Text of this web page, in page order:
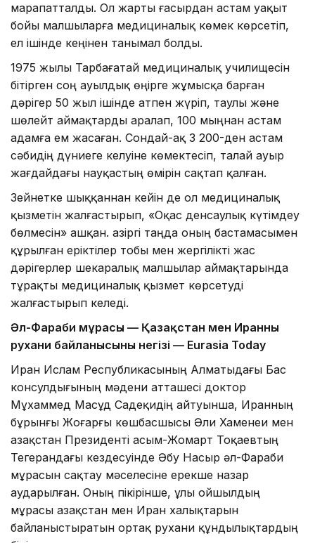
марапатталды. Ол жарты ғасырдан астам уақыт
бойы малшыларға медициналық көмек көрсетіп,
ел ішінде кеңінен танымал болды.
1975 жылы Тарбағатай медициналық училищесін
бітірген соң ауылдық өңірге жұмысқа барған
дәрігер 50 жыл ішінде атпен жүріп, таулы және
шөлейт аймақтарды аралап, 100 мыңнан астам
адамға ем жасаған. Сондай-ақ 3 200-ден астам
сәбидің дүниеге келуіне көмектесіп, талай ауыр
жағдайдағы науқастың өмірін сақтап қалған.
Зейнетке шыққаннан кейін де ол медициналық
қызметін жалғастырып, «Оқас денсаулық күтімдеу
бөлмесін» ашқан. Қазіргі таңда оның бастамасымен
құрылған еріктілер тобы мен жергілікті жас
дәрігерлер шекаралық малшылар аймақтарында
тұрақты медициналық қызмет көрсетуді
жалғастырып келеді.
Әл-Фараби мұрасы — Қазақстан мен Иранның
рухани байланысының негізі — Eurasia Today
Иран Ислам Республикасының Алматыдағы Бас
консулдығының мәдени атташесі доктор
Мұхаммед Масұд Садеқидің айтуынша, Иранның
бұрынғы Жоғарғы көшбасшысы Әли Хаменеи мен
Қазақстан Президенті Қасым-Жомарт Тоқаевтың
Тегерандағы кездесуінде Әбу Насыр әл-Фараби
мұрасын сақтау мәселесіне ерекше назар
аударылған. Оның пікірінше, ұлы ойшылдың
мұрасы Қазақстан мен Иран халықтарын
байланыстыратын ортақ рухани құндылықтардың